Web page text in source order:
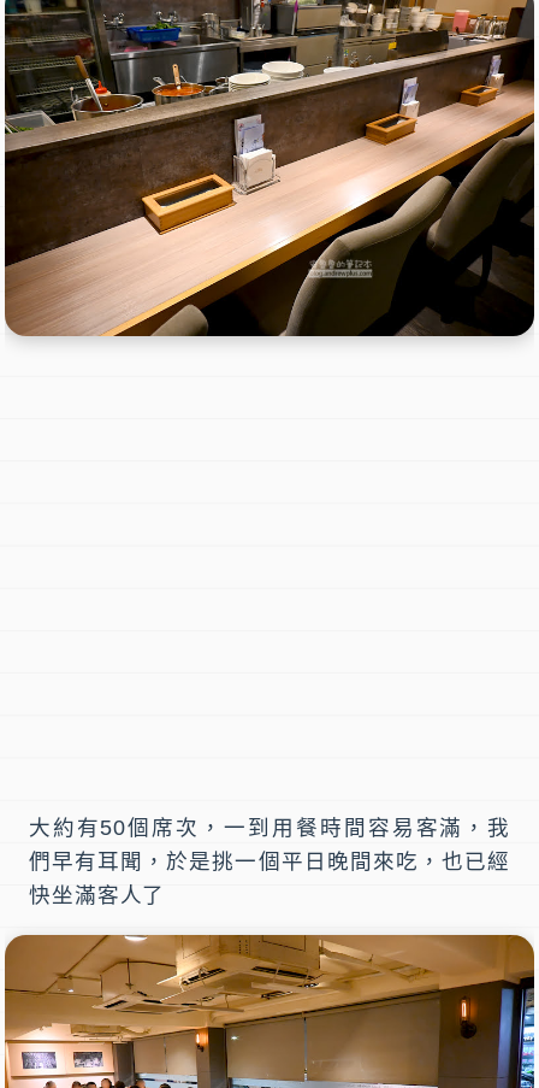
大約有50個席次，一到用餐時間容易客滿，我
們早有耳聞，於是挑一個平日晚間來吃，也已經
快坐滿客人了